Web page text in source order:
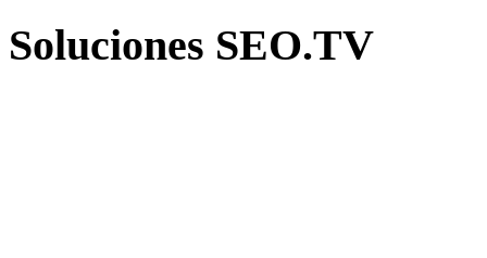
Soluciones SEO.TV